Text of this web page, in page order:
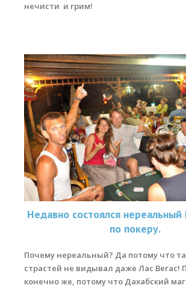
нечисти и грим!
Недавно состоялся нереальный
по покеру.
Почему нереальный? Да потому что
страстей не видывал даже Лас Вегас!
конечно же, потому что Дахабский